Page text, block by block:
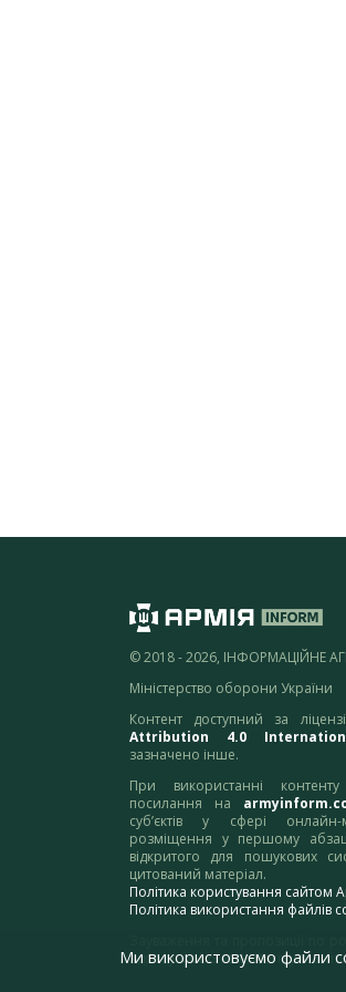
© 2018 - 2026, ІНФОРМАЦІЙНЕ
Міністерство оборони України
Контент доступний за
Attribution 4.0
зазначено інше.
При використанні
посилання на
суб’єктів у сфері
розміщення у першому
відкритого для пошукових
цитований матеріал.
Політика користування сайтом
Політика використання файлів
адресу:
Ми використовуємо файли